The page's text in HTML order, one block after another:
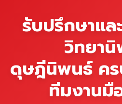
รับปรึกษาแล
วิทยา
ดุษฎีนิพนธ์ คร
ทีมงานมื